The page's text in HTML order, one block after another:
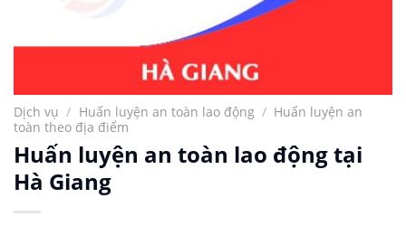
Dịch vụ / Huấn luyện an toàn lao động / Huấn luyện an
toàn theo địa điểm
Huấn luyện an toàn lao động tại
Hà Giang